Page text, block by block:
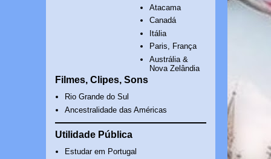
Atacama
Canadá
Itália
Paris, França
Austrália &
Nova Zelândia
Filmes, Clipes, Sons
Rio Grande do Sul
Ancestralidade das Américas
Utilidade Pública
Estudar em Portugal